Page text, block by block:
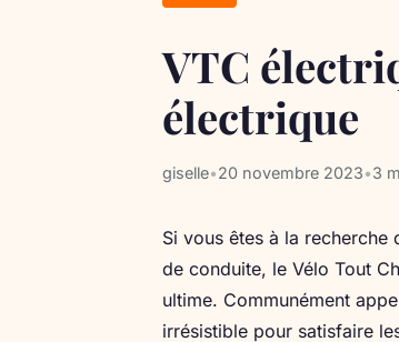
VTC
électrique
giselle•20 novembre 2023•3
Si vous êtes à la recherche
de conduite, le Vélo Tout
ultime. Communément
irrésistible pour satisfaire